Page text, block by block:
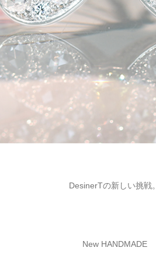
DesinerTの新しい挑戦。
New HANDMADE